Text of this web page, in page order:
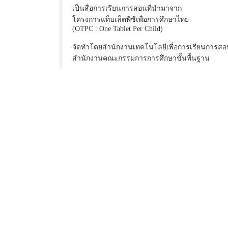
เป็นสื่อการเรียนการสอนที่นำมาจาก
โครงการแท็บเล็ตพีซีเพื่อการศึกษาไทย
(OTPC : One Tablet Per Child)
จัดทำโดยสำนักงานเทคโนโลยีเพื่อการเรียนการส
สำนักงานคณะกรรมการการศึกษาขั้นพื้นฐาน